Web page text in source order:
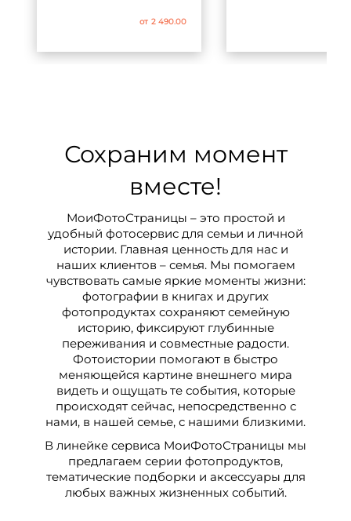
от 2 490.00
Сохраним момент
вместе!
МоиФотоСтраницы – это простой и
удобный фотосервис для семьи и личной
истории. Главная ценность для нас и
наших клиентов – семья. Мы помогаем
чувствовать самые яркие моменты жизни:
фотографии в книгах и других
фотопродуктах сохраняют семейную
историю, фиксируют глубинные
переживания и совместные радости.
Фотоистории помогают в быстро
меняющейся картине внешнего мира
видеть и ощущать те события, которые
происходят сейчас, непосредственно с
нами, в нашей семье, с нашими близкими.
В линейке сервиса МоиФотоСтраницы мы
предлагаем серии фотопродуктов,
тематические подборки и аксессуары для
любых важных жизненных событий.